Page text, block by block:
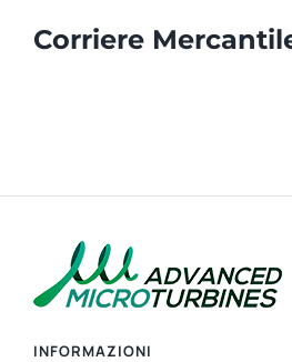
Corriere
INFORMAZIONI